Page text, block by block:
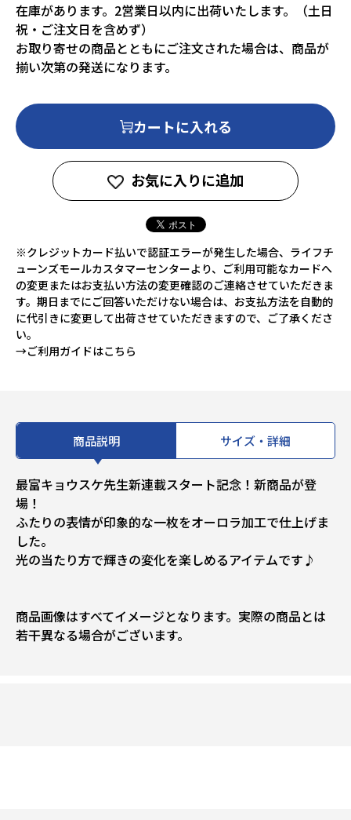
在庫があります。2営業日以内に出荷いたします。（土日
祝・ご注文日を含めず）
お取り寄せの商品とともにご注文された場合は、商品が
揃い次第の発送になります。
カートに入れる
お気に入りに追加
※クレジットカード払いで認証エラーが発生した場合、ライフチ
ューンズモールカスタマーセンターより、ご利用可能なカードへ
の変更またはお支払い方法の変更確認のご連絡させていただきま
す。期日までにご回答いただけない場合は、お支払方法を自動的
に代引きに変更して出荷させていただきますので、ご了承くださ
い。
→ご利用ガイドはこちら
商品説明 サイズ・詳細
最富キョウスケ先生新連載スタート記念！新商品が登
場！
ふたりの表情が印象的な一枚をオーロラ加工で仕上げま
した。
光の当たり方で輝きの変化を楽しめるアイテムです♪
商品画像はすべてイメージとなります。実際の商品とは
若干異なる場合がございます。